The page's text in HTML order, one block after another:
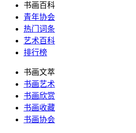
书画百科
青年协会
热门词条
艺术百科
排行榜
书画文萃
书画艺术
书画欣赏
书画收藏
书画协会